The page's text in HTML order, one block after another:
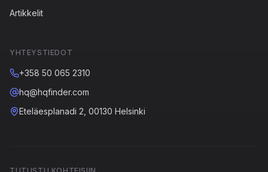
Artikkelit
YHTEYSTIEDOT
+358 50 065 2310
hq@hqfinder.com
Eteläesplanadi 2, 00130 Helsinki